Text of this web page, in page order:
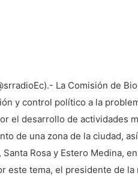
La Comisión de
y control político a la
el desarrollo de actividades
de una zona de la ciudad,
Santa Rosa y Estero Medina,
este tema, el presidente de